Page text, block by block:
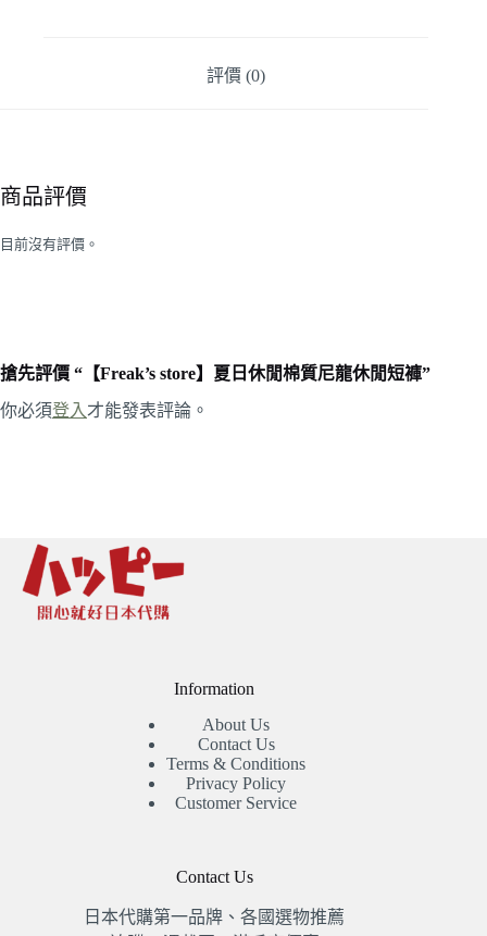
評價 (0)
商品評價
目前沒有評價。
搶先評價 “【Freak’s store】夏日休閒棉質尼龍休閒短褲”
你必須登入才能發表評論。
Information
About Us
Contact Us
Terms & Conditions
Privacy Policy
Customer Service
Contact Us
日本代購第一品牌、各國選物推薦